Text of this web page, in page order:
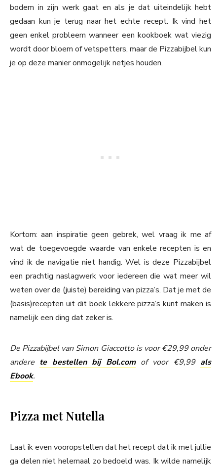
bodem in zijn werk gaat en als je dat uiteindelijk hebt
gedaan kun je terug naar het echte recept. Ik vind het
geen enkel probleem wanneer een kookboek wat viezig
wordt door bloem of vetspetters, maar de Pizzabijbel kun
je op deze manier onmogelijk netjes houden.
Kortom: aan inspiratie geen gebrek, wel vraag ik me af
wat de toegevoegde waarde van enkele recepten is en
vind ik de navigatie niet handig. Wel is deze Pizzabijbel
een prachtig naslagwerk voor iedereen die wat meer wil
weten over de (juiste) bereiding van pizza’s. Dat je met de
(basis)recepten uit dit boek lekkere pizza’s kunt maken is
namelijk een ding dat zeker is.
De Pizzabijbel van Simon Giaccotto is voor €29,99 onder
andere te bestellen bij Bol.comof voor €9,99 als
Ebook.
Pizza met Nutella
Laat ik even vooropstellen dat het recept dat ik met jullie
ga delen niet helemaal zo bedoeld was. Ik wilde namelijk